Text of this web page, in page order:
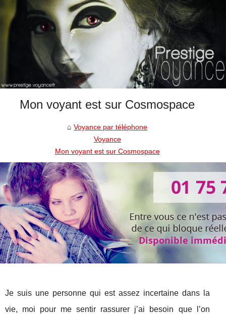
Mon voyant est sur Cosmospace
Voyance par téléphone
Voyance
Mon voyant est sur Cosmospace
Je suis une personne qui est assez incertaine dans la
vie, moi pour me sentir rassurer j’ai besoin que l’on